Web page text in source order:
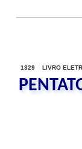
1329 LIVRO